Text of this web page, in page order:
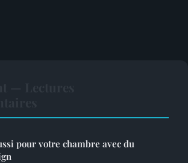
pour votre chambre avec du